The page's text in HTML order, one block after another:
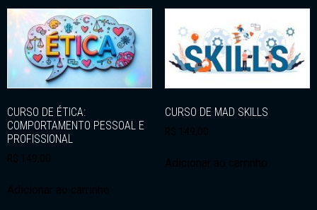
CURSO DE ÉTICA:
COMPORTAMENTO PESSOAL E
PROFISSIONAL
CURSO DE MAD SKILLS